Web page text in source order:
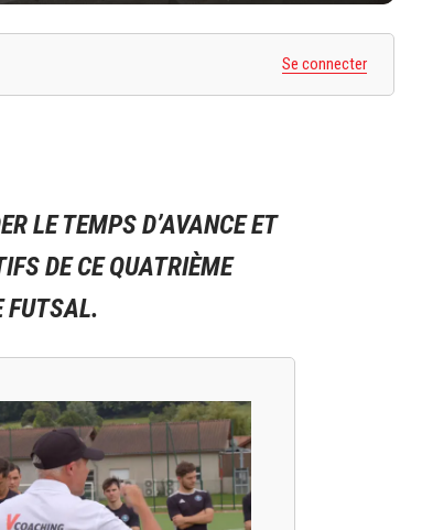
Se connecter
LE TEMPS D’AVANCE ET
DE CE QUATRIÈME
FUTSAL.